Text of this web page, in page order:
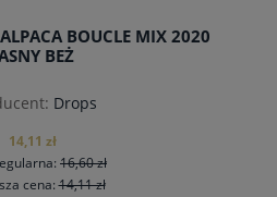
BOUCLE MIX 2020
BEŻ
Drops
14,11 zł
16,60 zł
cena:14,11 zł